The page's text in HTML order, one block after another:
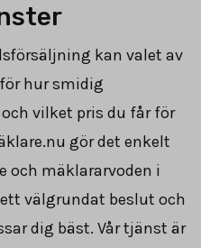
kan valet av
hur smidig
vilket pris du får för
gör det enkelt
och mäklararvoden i
välgrundat beslut och
dig bäst. Vår tjänst är